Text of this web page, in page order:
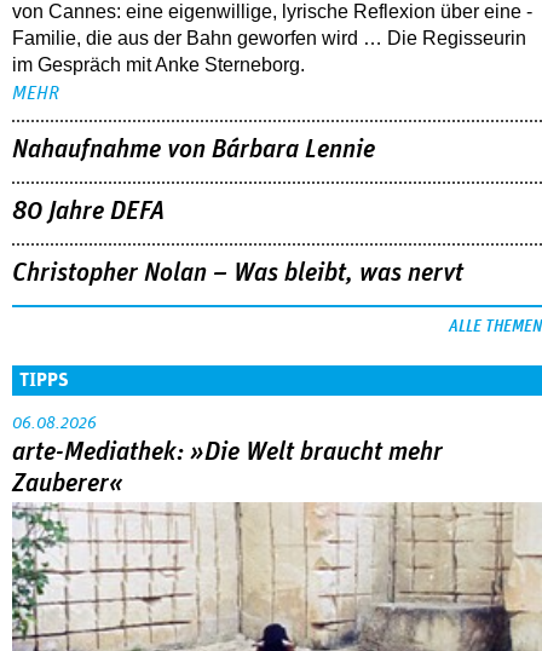
von Cannes: eine eigenwillige, lyrische Reflexion über eine ­
Familie, die aus der Bahn geworfen wird … Die Regisseurin
im Gespräch mit Anke Sterneborg.
MEHR
Nahaufnahme von Bárbara Lennie
80 Jahre DEFA
Christopher Nolan – Was bleibt, was nervt
ALLE THEMEN
TIPPS
06.08.2026
arte-Mediathek: »Die Welt braucht mehr
Zauberer«